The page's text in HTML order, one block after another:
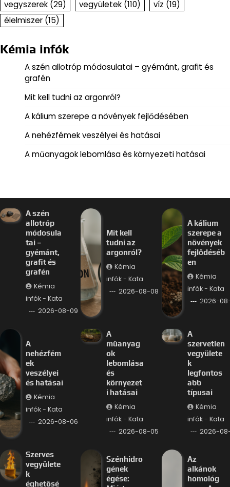
vegyszerek (29) vegyületek (110) víz (19)
élelmiszer (15)
Kémia infók
A szén allotróp módosulatai – gyémánt, grafit és
grafén
Mit kell tudni az argonról?
A kálium szerepe a növények fejlődésében
A nehézfémek veszélyei és hatásai
A műanyagok lebomlása és környezeti hatásai
A szén
allotróp
módosula
tai –
gyémánt,
grafit és
grafén
Kémia
infók - Kata
2026-08-09
Mit kell
tudni az
argonról?
Kémia
infók - Kata
2026-08-08
A kálium
szerepe a
növények
fejlődéséb
en
Kémia
infók - Kata
2026-
A
nehézfém
ek
veszélyei
és hatásai
Kémia
infók - Kata
2026-08-06
A
műanyag
ok
lebomlása
és
környezet
i hatásai
Kémia
infók - Kata
2026-08-05
A
szervetlen
vegyülete
k
legfontos
abb
típusai
Kémia
infók - Kata
2026-
Szerves
vegyülete
k
éghetősé
Szénhidro
gének
égése:
Az
alkánok
homológ